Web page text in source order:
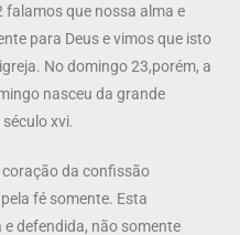
que nossa alma e
para Deus e vimos que isto
No domingo 23,porém, a
nasceu da grande
xvi.
da confissão
fé somente. Esta
defendida, não somente